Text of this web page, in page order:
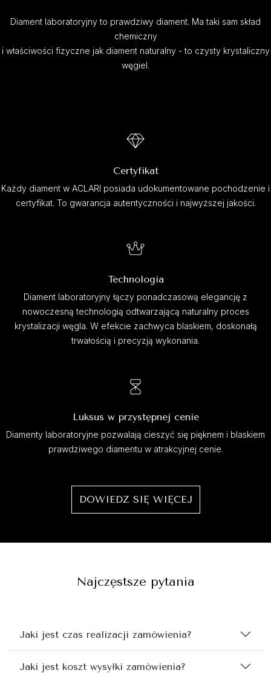
Diament laboratoryjny to prawdziwy diament. Ma taki sam skład
chemiczny
i właściwości fizyczne jak diament naturalny - to czysty krystaliczny
węgiel.
Certyfikat
Każdy diament w ACLARI posiada udokumentowane pochodzenie i
certyfikat. To gwarancja autentyczności i najwyższej jakości.
Technologia
Diament laboratoryjny łączy ponadczasową elegancję z
nowoczesną technologią odtwarzającą naturalny proces
krystalizacji węgla. W efekcie zachwyca blaskiem, doskonałą
trwałością i precyzją wykonania.
Luksus w przystępnej cenie
Diamenty laboratoryjne pozwalają cieszyć się pięknem i blaskiem
prawdziwego diamentu w atrakcyjnej cenie.
DOWIEDZ SIĘ WIĘCEJ
Najczęstsze pytania
Jaki jest czas realizacji zamówienia?
Jaki jest koszt wysyłki zamówienia?